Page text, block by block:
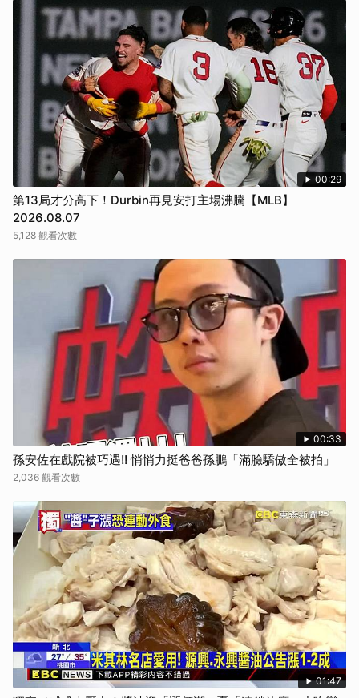
00:29
第13局才分高下！Durbin再見安打主場沸騰【MLB】
2026.08.07
5,128 觀看次數
00:33
孫安佐在戲院被巧遇!! 悄悄力挺爸爸孫鵬「滿臉驕傲全被拍」
2,036 觀看次數
01:47